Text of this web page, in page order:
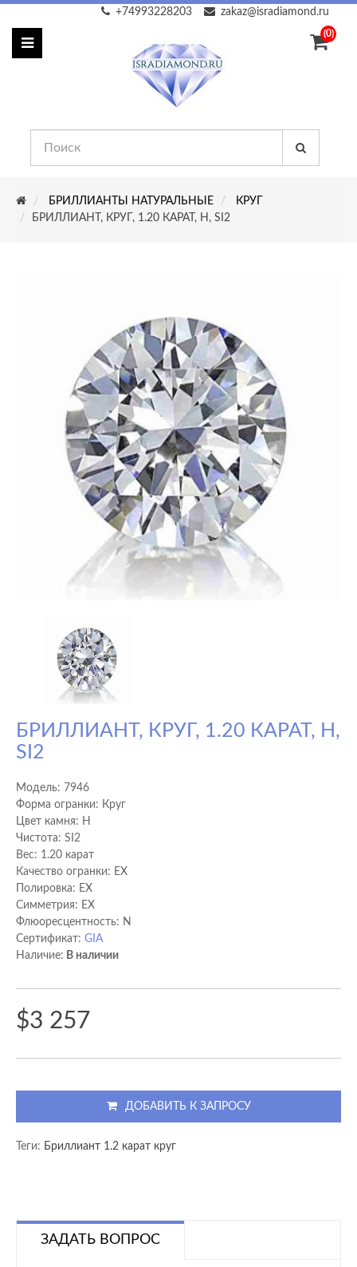
zakaz@isradiamond.ru
+74993228203
(0)
БРИЛЛИАНТЫ НАТУРАЛЬНЫЕ
КРУГ
БРИЛЛИАНТ, КРУГ, 1.20 КАРАТ, H, SI2
БРИЛЛИАНТ, КРУГ, 1.20 КАРАТ, H,
SI2
Модель: 7946
Форма огранки: Круг
Цвет камня: H
Чистота: SI2
Вес: 1.20 карат
Качество огранки: EX
Полировка: EX
Cимметрия: EX
Флюоресцентность: N
Сертификат: GIA
Наличие: В наличии
$3 257
ДОБАВИТЬ К ЗАПРОСУ
Теги: Бриллиант 1.2 карат круг
ЗАДАТЬ ВОПРОС